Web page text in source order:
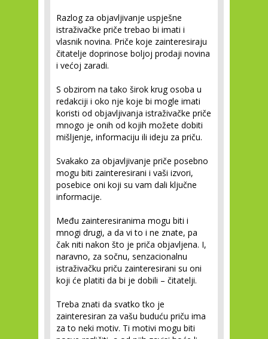
Razlog za objavljivanje uspješne
istraživačke priče trebao bi imati i
vlasnik novina. Priče koje zainteresiraju
čitatelje doprinose boljoj prodaji novina
i većoj zaradi.
S obzirom na tako širok krug osoba u
redakciji i oko nje koje bi mogle imati
koristi od objavljivanja istraživačke priče
mnogo je onih od kojih možete dobiti
mišljenje, informaciju ili ideju za priču.
Svakako za objavljivanje priče posebno
mogu biti zainteresirani i vaši izvori,
posebice oni koji su vam dali ključne
informacije.
Među zainteresiranima mogu biti i
mnogi drugi, a da vi to i ne znate, pa
čak niti nakon što je priča objavljena. I,
naravno, za sočnu, senzacionalnu
istraživačku priču zainteresirani su oni
koji će platiti da bi je dobili – čitatelji.
Treba znati da svatko tko je
zainteresiran za vašu buduću priču ima
za to neki motiv. Ti motivi mogu biti